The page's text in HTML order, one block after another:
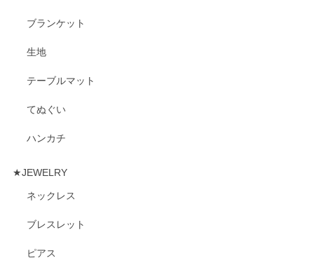
ブランケット
生地
テーブルマット
てぬぐい
ハンカチ
★JEWELRY
ネックレス
ブレスレット
ピアス